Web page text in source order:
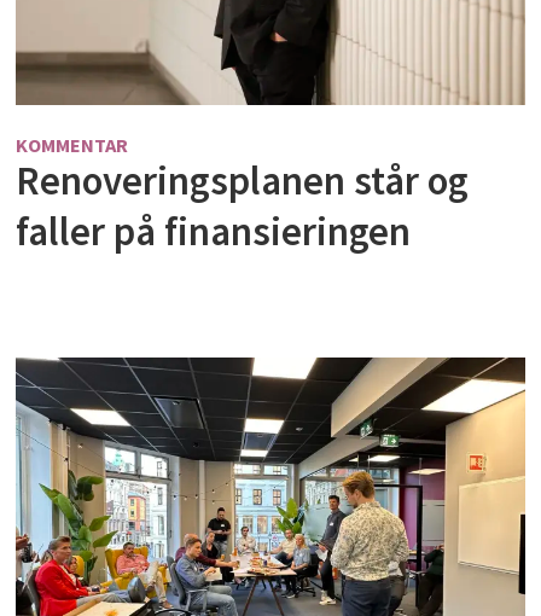
KOMMENTAR
Renoveringsplanen står og
faller på finansieringen